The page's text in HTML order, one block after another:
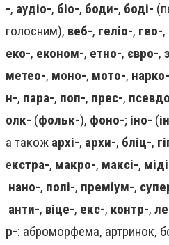
-, аудіо-, біо-, боди-, боді-
голосним), веб-, геліо-, гео-,
еко-, економ-, етно-, євро-,
метео-, моно-, мото-, нарко-
н-, пара-, поп-, прес-,
олк- (фольк-), фоно-; іно- (
а також архі-, архи-, бліц-,
екстра-, макро-, максі-,
нано-, полі-, преміум-,
анти-, віце-, екс-, контр-,
р-: аброморфема, артринок,